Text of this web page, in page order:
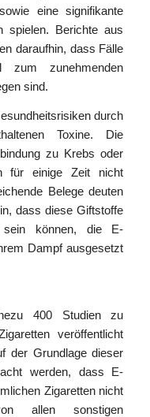
eine signifikante
spielen. Berichte aus
daraufhin, dass Fälle
zum zunehmenden
sind.
durch
Toxine. Die
zu Krebs oder
für einige Zeit nicht
Belege deuten
dass diese Giftstoffe
sein können, die E-
Dampf ausgesetzt
400 Studien zu
veröffentlicht
der Grundlage dieser
werden, dass E-
Zigaretten nicht
allen sonstigen